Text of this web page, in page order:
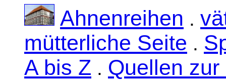
Ahnenreihen .
mütterliche Seite .
A bis Z . Quellen